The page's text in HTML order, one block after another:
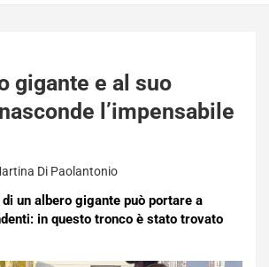
gigante e al suo
l’impensabile
Di Paolantonio
un albero gigante può portare a
in questo tronco è stato trovato